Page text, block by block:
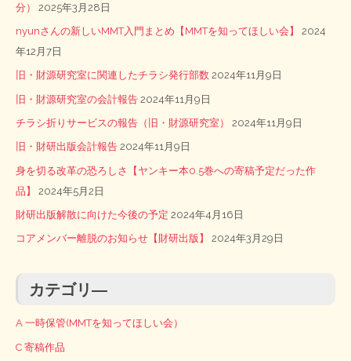
分）
2025年3月28日
nyunさんの新しいMMT入門まとめ【MMTを知ってほしい会】
2024
年12月7日
旧・財源研究室に関連したチラシ発行部数 2024年11月9日
旧・財源研究室の会計報告 2024年11月9日
チラシ折りサービスの報告（旧・財源研究室） 2024年11月9日
旧・財研出版会計報告 2024年11月9日
身を切る改革の恐ろしさ【ヤンキー本0.5巻への寄稿予定だった作
品】
2024年5月2日
財研出版解散に向けた今後の予定 2024年4月16日
コアメンバー離脱のお知らせ【財研出版】 2024年3月29日
カテゴリ―
A 一時保管(MMTを知ってほしい会）
C 寄稿作品